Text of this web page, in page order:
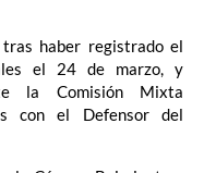
tras haber registrado el
el 24 de marzo, y
la Comisión Mixta
con el Defensor del